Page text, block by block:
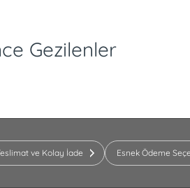
Gezilenler
ve Kolay İade Esnek Ödeme